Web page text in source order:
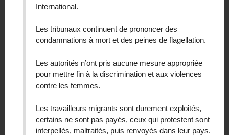
International.
Les tribunaux continuent de prononcer des
condamnations à mort et des peines de flagellation.
Les autorités n’ont pris aucune mesure appropriée
pour mettre fin à la discrimination et aux violences
contre les femmes.
Les travailleurs migrants sont durement exploités,
certains ne sont pas payés, ceux qui protestent sont
interpellés, maltraités, puis renvoyés dans leur pays.